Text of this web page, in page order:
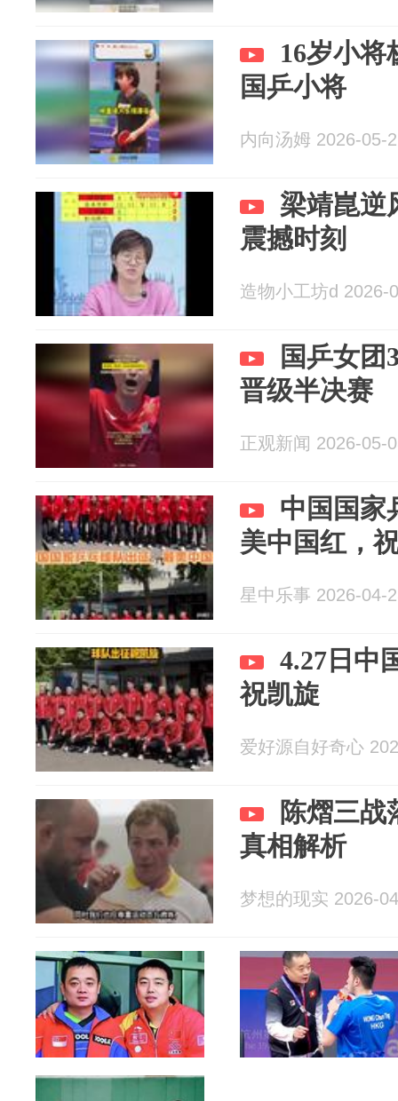
16岁小将
国乒小将
内向汤姆 2026-05-
梁靖崑逆
震撼时刻
造物小工坊d 2026-
国乒女团
晋级半决赛
正观新闻 2026-05-
中国国家
美中国红，
星中乐事 2026-04-
4.27日中
祝凯旋
爱好源自好奇心
陈熠三战
真相解析
梦想的现实 2026-